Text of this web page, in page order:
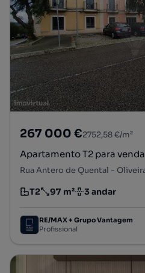
267 000 €2752,58 €/m²
Apartamento T2 para venda
Tipologia
T2
Preço por metro quadrado
97 m²
Andar 3 andar
RE/MAX + Grupo Vantagem
Profissional